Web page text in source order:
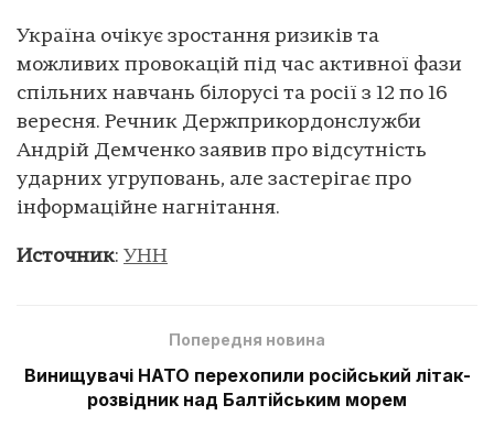
Україна очікує зростання ризиків та
можливих провокацій під час активної фази
спільних навчань білорусі та росії з 12 по 16
вересня. Речник Держприкордонслужби
Андрій Демченко заявив про відсутність
ударних угруповань, але застерігає про
інформаційне нагнітання.
Источник: УНН
Попередня новина
Винищувачі НАТО перехопили російський літак-
розвідник над Балтійським морем